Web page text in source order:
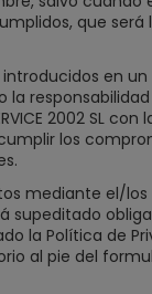
que será
introducidos en
la
2002 SL
los
mediante el/
supeditado
la Política de
al pie del